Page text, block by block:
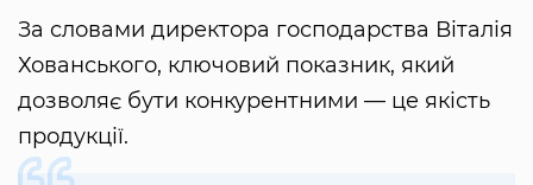
За словами директора господарства Віталія
Хованського, ключовий показник, який
дозволяє бути конкурентними — це якість
продукції.